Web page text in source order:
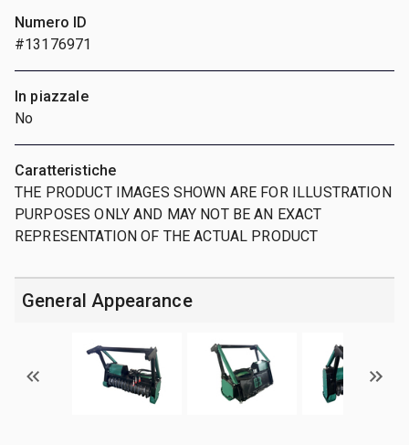
Numero ID
#13176971
In piazzale
No
Caratteristiche
THE PRODUCT IMAGES SHOWN ARE FOR ILLUSTRATION
PURPOSES ONLY AND MAY NOT BE AN EXACT
REPRESENTATION OF THE ACTUAL PRODUCT
General Appearance